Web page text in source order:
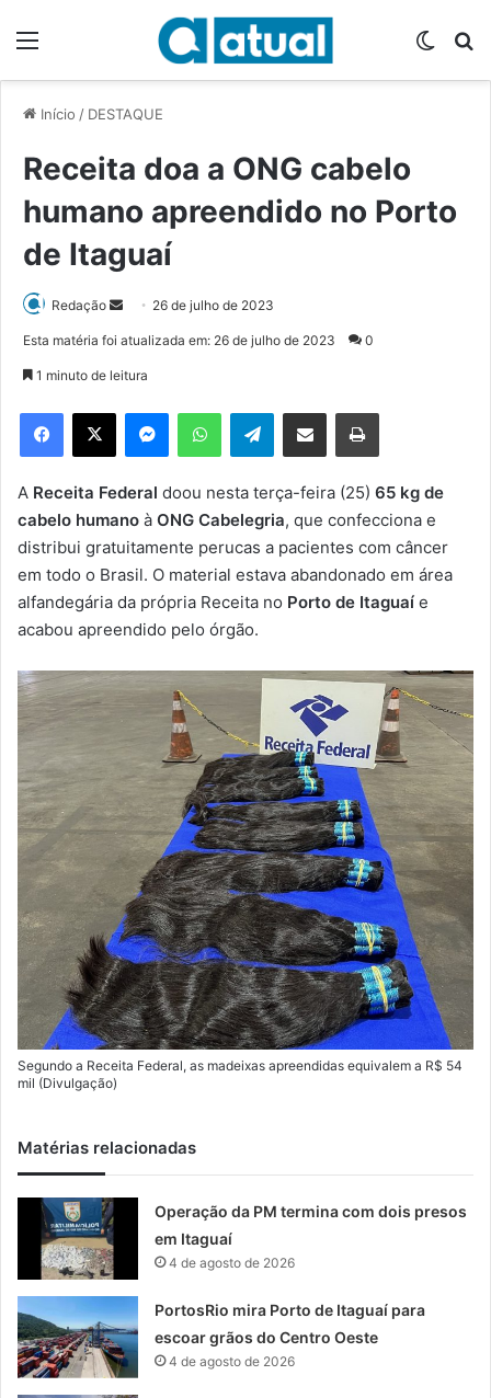
Início / DESTAQUE
Receita doa a ONG cabelo
humano apreendido no Porto
de Itaguaí
Redação
d
e
m
e
-
m
a
i
26 de julho de 2023
Esta matéria foi atualizada em: 26 de julho de 2023 0
1 minuto de leitura
Telegram
A Receita Federal doou nesta terça-feira (25) 65 kg de
cabelo humano à ONG Cabelegria, que confecciona e
distribui gratuitamente perucas a pacientes com câncer
em todo o Brasil. O material estava abandonado em área
alfandegária da própria Receita no Porto de Itaguaí e
acabou apreendido pelo órgão.
Segundo a Receita Federal, as madeixas apreendidas equivalem a R$ 54
mil (Divulgação)
Matérias relacionadas
Operação da PM termina com dois presos
em Itaguaí
4 de agosto de 2026
PortosRio mira Porto de Itaguaí para
escoar grãos do Centro Oeste
4 de agosto de 2026